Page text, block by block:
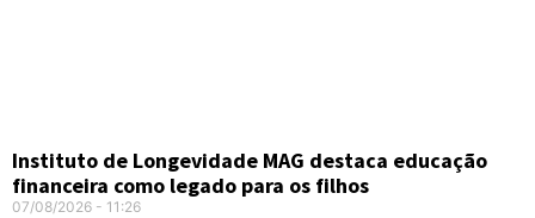
Instituto de Longevidade MAG destaca educação
financeira como legado para os filhos
07/08/2026 11:26